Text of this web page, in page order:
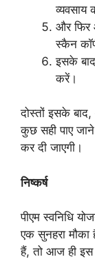
व्यवसाय
और फिर
स्कैन
इसके
करें।
दोस्तों इसके
कुछ सही पाए
कर दी जाएगी।
निष्कर्ष
पीएम स्वनिधि
एक सुनहरा
हैं, तो आज ही इस